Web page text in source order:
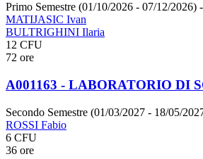
Primo Semestre (01/10/2026 - 07/12/2026)
MATIJASIC Ivan
BULTRIGHINI Ilaria
12 CFU
72 ore
A001163 - LABORATORIO DI
Secondo Semestre (01/03/2027 - 18/05/
ROSSI Fabio
6 CFU
36 ore